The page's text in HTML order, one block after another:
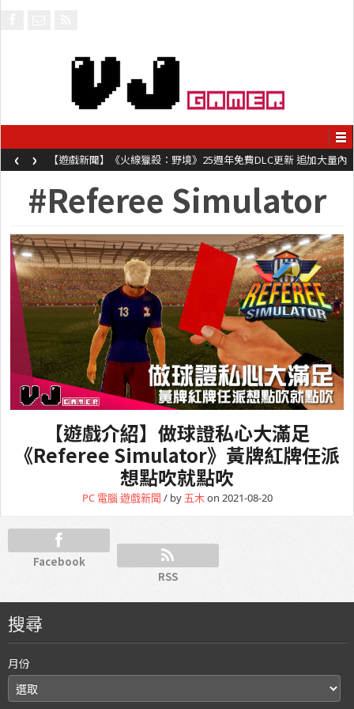
【遊戲新聞】《火線獵殺：野境》25週年免費DLC更新 追加大量內
容同時系舊作限時超平價折扣
‹ ›
#Referee Simulator
【遊戲介紹】做球證私心大滿足
《Referee Simulator》黃牌紅牌任派
想點吹就點吹
PC 電腦遊戲新聞 / by 五木on 2021-08-20
Facebook
RSS
搜尋
月份